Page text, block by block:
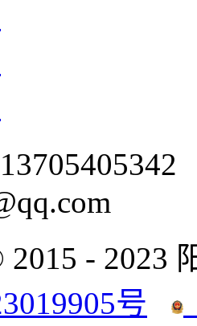
- 2023
号